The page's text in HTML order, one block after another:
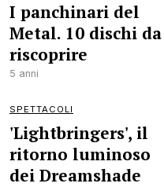
I panchinari del
Metal. 10 dischi da
riscoprire
5 anni
SPETTACOLI
'Lightbringers', il
ritorno luminoso
dei Dreamshade